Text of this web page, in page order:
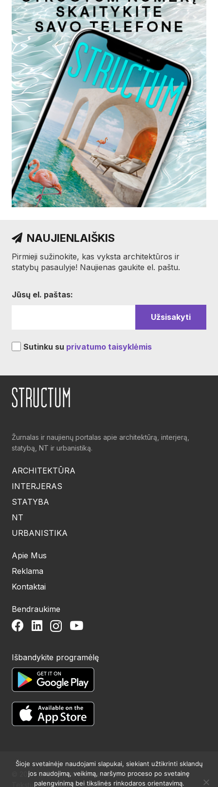
NAUJIENLAIŠKIS
Pirmieji sužinokite, kas vyksta architektūros ir
statybų pasaulyje! Naujienas gaukite el. paštu.
Jūsų el. paštas:
Sutinku su privatumo taisyklėmis
Žurnalas ir naujienų portalas apie architektūrą, interjerą,
statybą, NT ir urbanistiką.
ARCHITEKTŪRA
INTERJERAS
STATYBA
NT
URBANISTIKA
Apie Mus
Reklama
Kontaktai
Bendraukime
Išbandykite programėlę
© 2024 UAB Structum projektai. Visos teisės saugomos.
Tekstų publikavimas galimas tik su raštišku redakcijos
Šioje svetainėje naudojami slapukai, siekiant užtikrinti sklandų
jos naudojimą, veikimą, naršymo proceso po svetainę
palengvinimą bei tikslinės rinkodaros orientavimą.